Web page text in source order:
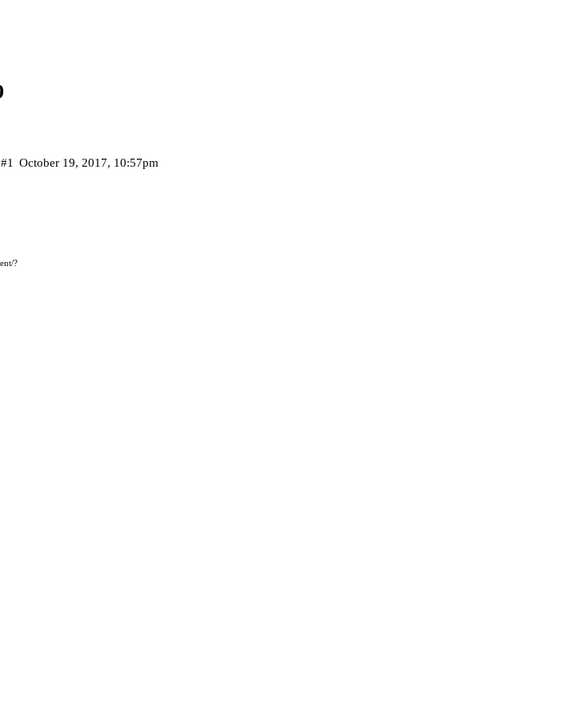
October 19, 2017, 10:57pm
#1
?